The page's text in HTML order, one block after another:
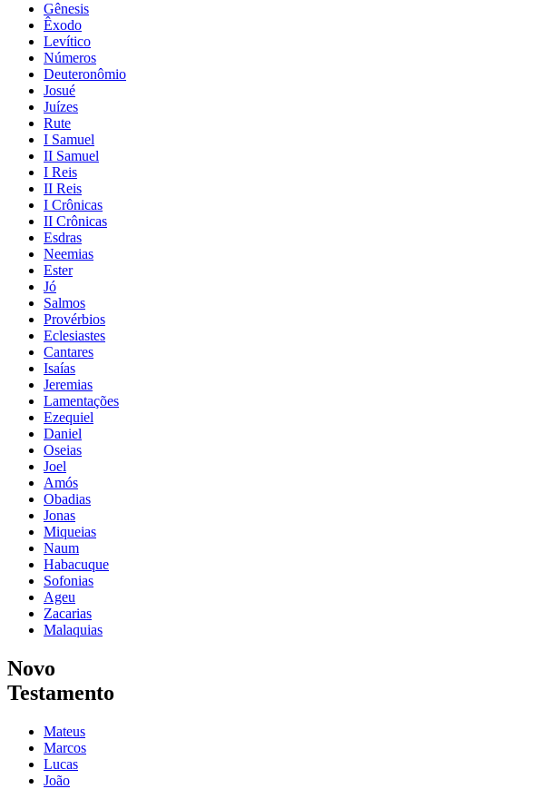
Gênesis
Êxodo
Levítico
Números
Deuteronômio
Josué
Juízes
Rute
I Samuel
II Samuel
I Reis
II Reis
I Crônicas
II Crônicas
Esdras
Neemias
Ester
Jó
Salmos
Provérbios
Eclesiastes
Cantares
Isaías
Jeremias
Lamentações
Ezequiel
Daniel
Oseias
Joel
Amós
Obadias
Jonas
Miqueias
Naum
Habacuque
Sofonias
Ageu
Zacarias
Malaquias
Novo
Testamento
Mateus
Marcos
Lucas
João